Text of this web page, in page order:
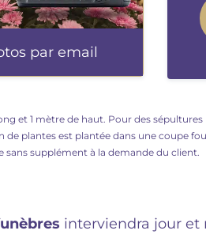
par email
et 1 mètre de haut. Pour des
plantes est plantée dans une coupe
sans supplément à la demande du client.
interviendra jour et